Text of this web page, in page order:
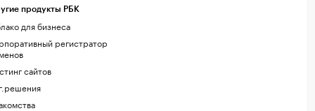
продукты РБК
для бизнеса
регистратор
сайтов